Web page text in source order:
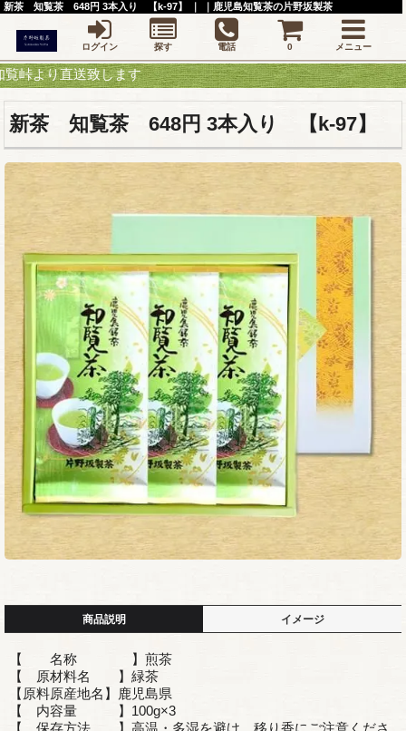
直送致します
新茶 知覧茶 648円 3本入り 【k-97】
商品説明 イメージ
【 名称 】煎茶
【 原材料名 】緑茶
【原料原産地名】鹿児島県
【 内容量 】100g×3
【 保存方法 】高温・多湿を避け、移り香にご注意くださ
新茶 知覧茶 648円 3本入り 【k-97】 ｜ ｜鹿児島知覧茶の片野坂製茶
ログイン 探す 電話 0 メニュー